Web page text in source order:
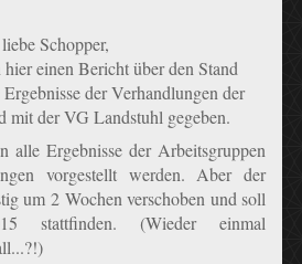
Schopper,
einen Bericht über den Stand
der Verhandlungen der
mit der VG Landstuhl gegeben.
alle Ergebnisse der Arbeitsgruppen
vorgestellt werden. Aber der
um 2 Wochen verschoben und soll
stattfinden. (Wieder einmal